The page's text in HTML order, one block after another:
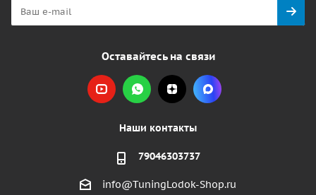
Оставайтесь на связи
Наши контакты
79046303737
info@TuningLodok-Shop.ru